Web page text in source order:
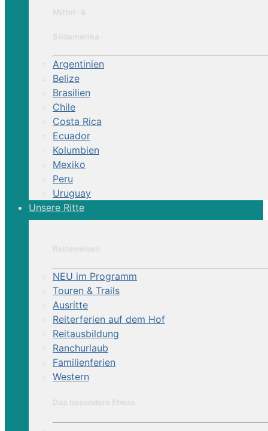
Argentinien
Belize
Brasilien
Chile
Costa Rica
Ecuador
Kolumbien
Mexiko
Peru
Uruguay
Unsere Ritte
NEU im Programm
Touren & Trails
Ausritte
Reiterferien auf dem Hof
Reitausbildung
Ranchurlaub
Familienferien
Western